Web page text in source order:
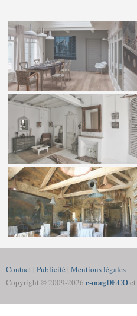
Contact | Publicité | Mentions légales
Copyright © 2009-2026 e-magDECOet